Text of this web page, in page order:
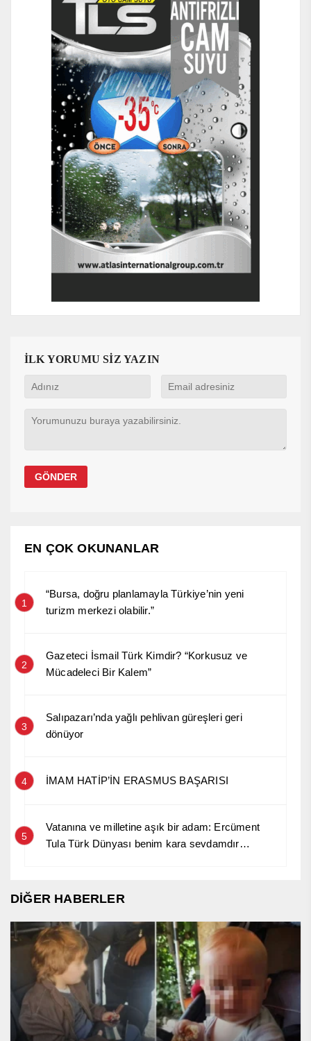
İLK YORUMU SİZ YAZIN
EN ÇOK OKUNANLAR
1
“Bursa, doğru planlamayla Türkiye’nin yeni
turizm merkezi olabilir.”
2
Gazeteci İsmail Türk Kimdir? “Korkusuz ve
Mücadeleci Bir Kalem”
3
Salıpazarı’nda yağlı pehlivan güreşleri geri
dönüyor
4 İMAM HATİP’İN ERASMUS BAŞARISI
5
Vatanına ve milletine aşık bir adam: Ercüment
Tula Türk Dünyası benim kara sevdamdır…
DİĞER HABERLER